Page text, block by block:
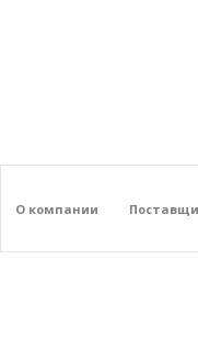
О компании